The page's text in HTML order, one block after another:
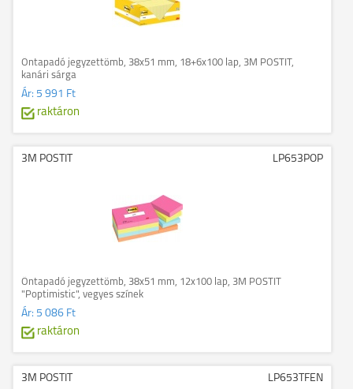
Öntapadó jegyzettömb, 38x51 mm, 18+6x100 lap, 3M POSTIT,
kanári sárga
Ár: 5 991 Ft
raktáron
3M POSTIT LP653POP
Öntapadó jegyzettömb, 38x51 mm, 12x100 lap, 3M POSTIT
"Poptimistic", vegyes színek
Ár: 5 086 Ft
raktáron
3M POSTIT LP653TFEN